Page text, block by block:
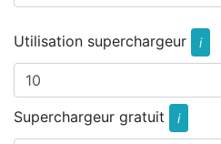
Utilisation superchargeur i
Superchargeur gratuit
i